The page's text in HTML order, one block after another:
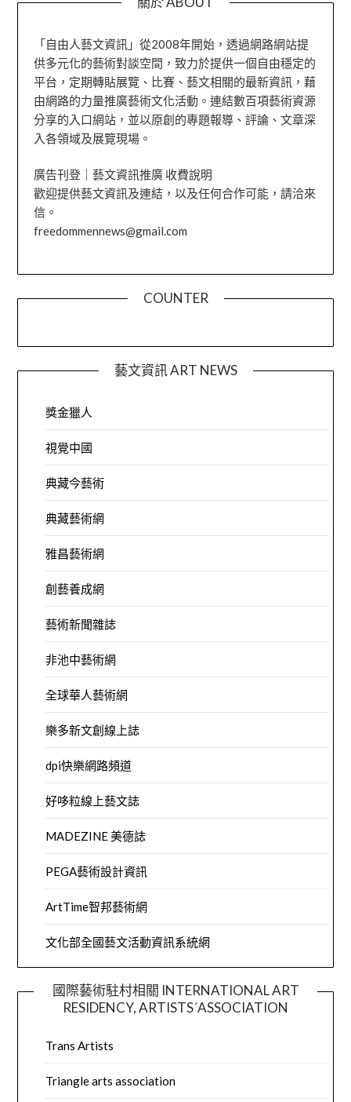
「自由人藝文資訊」從2008年開始，透過網路網站提
供多元化的藝術對談空間，致力於提供一個自由穩定的
平台，定期轉貼展覽、比賽、藝文相關的最新資訊，藉
由網路的力量推廣藝術文化活動。連結數百項藝術資源
分享的入口網站，並以原創的專題報導、評論、文章深
入各領域及展覽現場。
廣告刊登｜藝文資訊推廣 收費說明
歡迎提供藝文資訊及連結，以及任何合作可能，請洽來
信。
freedommennews@gmail.com
COUNTER
藝文資訊 ART NEWS
獎金獵人
視覺中國
典藏今藝術
典藏藝術網
雅昌藝術網
創藝養成網
藝術新聞雜誌
非池中藝術網
全球華人藝術網
樂多新文創線上誌
dpi快樂網路頻道
好哆粒線上藝文誌
MADEZINE 美德誌
PEGA藝術設計資訊
ArtTime智邦藝術網
文化部全國藝文活動資訊系統網
國際藝術駐村相關 INTERNATIONAL ART
RESIDENCY, ARTISTS´ASSOCIATION
Trans Artists
Triangle arts association